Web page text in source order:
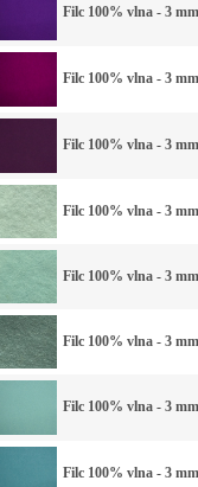
Filc 100% vlna - 3
Filc 100% vlna - 3
Filc 100% vlna - 3
Filc 100% vlna - 3
Filc 100% vlna - 3
Filc 100% vlna - 3
Filc 100% vlna - 3
Filc 100% vlna - 3